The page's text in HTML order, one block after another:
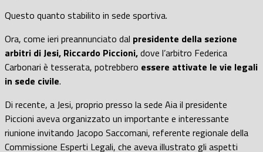
Questo quanto stabilito in sede sportiva.
Ora, come ieri preannunciato dal presidente della sezione
arbitri di Jesi, Riccardo Piccioni,dove l’arbitro Federica
Carbonari è tesserata, potrebbero essere attivate le vie legali
in sede civile.
Di recente, a Jesi, proprio presso la sede Aia il presidente
Piccioni aveva organizzato un importante e interessante
riunione invitando Jacopo Saccomani, referente regionale della
Commissione Esperti Legali, che aveva illustrato gli aspetti